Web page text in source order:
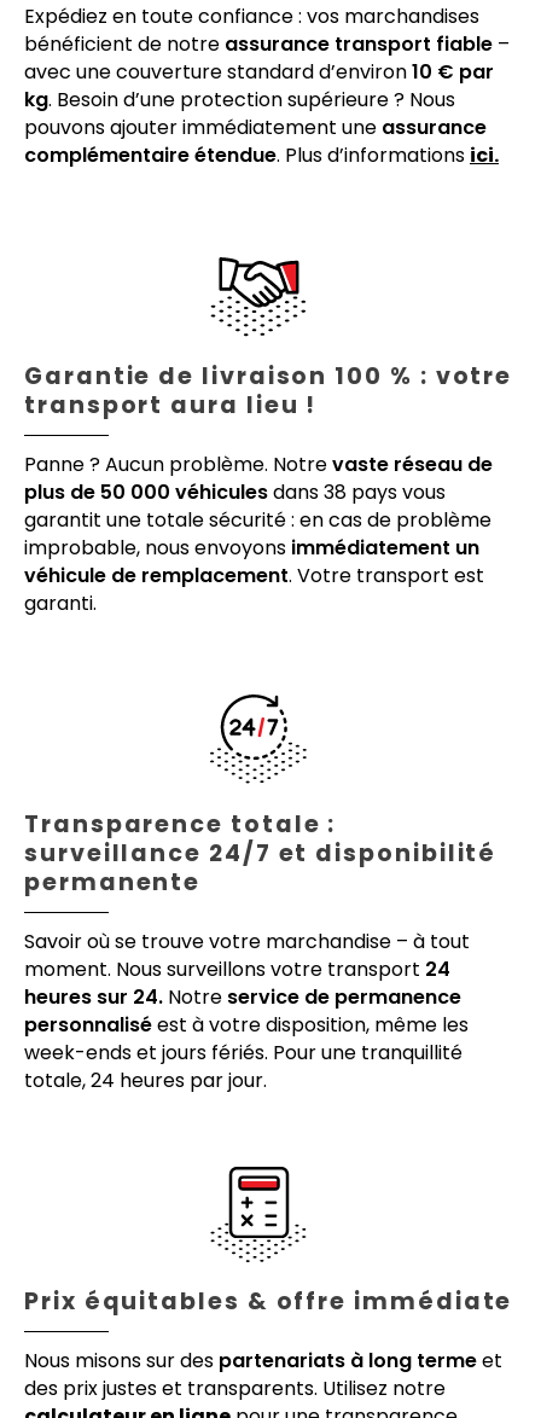
Expédiez en toute confiance : vos marchandises
bénéficient de notre assurance transport fiable –
avec une couverture standard d’environ10 € par
kg. Besoin d’une protection supérieure ? Nous
pouvons ajouter immédiatement une assurance
complémentaire étendue. Plus d’informations ici.
Garantie de livraison 100 % : votre
transport aura lieu !
Panne ? Aucun problème. Notrevaste réseau de
plus de 50 000 véhiculesdans 38 pays vous
garantit une totale sécurité : en cas de problème
improbable, nous envoyons immédiatement un
véhicule de remplacement. Votre transport est
garanti.
Transparence totale :
surveillance 24/7 et disponibilité
permanente
Savoir où se trouve votre marchandise – à tout
moment. Nous surveillons votre transport 24
heures sur 24. Notre service de permanence
personnaliséest à votre disposition, même les
week-ends et jours fériés. Pour une tranquillité
totale, 24 heures par jour.
Prix équitables & offre immédiate
Nous misons sur des partenariats à long termeet
des prix justes et transparents. Utilisez notre